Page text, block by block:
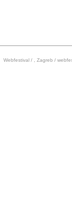
Webfestival / , Zagreb /